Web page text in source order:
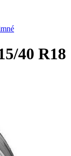
40 R18